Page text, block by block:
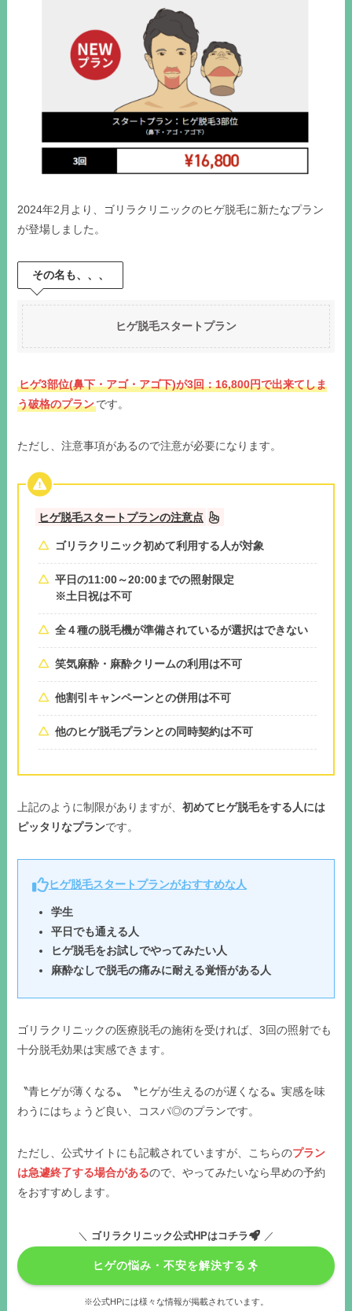
2024年2月より、ゴリラクリニックのヒゲ脱毛に新たなプラン
が登場しました。
その名も、、、
ヒゲ脱毛スタートプラン
ヒゲ3部位(鼻下・アゴ・アゴ下)が3回：16,800円で出来てしま
う破格のプランです。
ただし、注意事項があるので注意が必要になります。
ヒゲ脱毛スタートプランの注意点
ゴリラクリニック初めて利用する人が対象
平日の11:00～20:00までの照射限定
※土日祝は不可
全４種の脱毛機が準備されているが選択はできない
笑気麻酔・麻酔クリームの利用は不可
他割引キャンペーンとの併用は不可
他のヒゲ脱毛プランとの同時契約は不可
上記のように制限がありますが、初めてヒゲ脱毛をする人には
ピッタリなプランです。
ヒゲ脱毛スタートプランがおすすめな人
学生
平日でも通える人
ヒゲ脱毛をお試しでやってみたい人
麻酔なしで脱毛の痛みに耐える覚悟がある人
ゴリラクリニックの医療脱毛の施術を受ければ、3回の照射でも
十分脱毛効果は実感できます。
〝青ヒゲが薄くなる〟〝ヒゲが生えるのが遅くなる〟実感を味
わうにはちょうど良い、コスパ◎のプランです。
ただし、公式サイトにも記載されていますが、こちらのプラン
は急遽終了する場合があるので、やってみたいなら早めの予約
をおすすめします。
＼ ゴリラクリニック公式HPはコチラ ／
ヒゲの悩み・不安を解決する
※公式HPには様々な情報が掲載されています。